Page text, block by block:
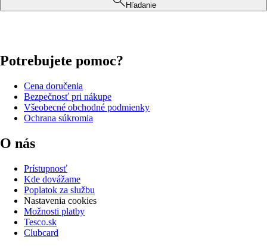
Hľadanie
Potrebujete pomoc?
Cena doručenia
Bezpečnosť pri nákupe
Všeobecné obchodné podmienky
Ochrana súkromia
O nás
Prístupnosť
Kde dovážame
Poplatok za službu
Nastavenia cookies
Možnosti platby
Tesco.sk
Clubcard